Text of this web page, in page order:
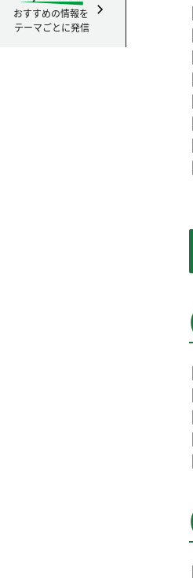
おすすめの情報を
テーマごとに発信